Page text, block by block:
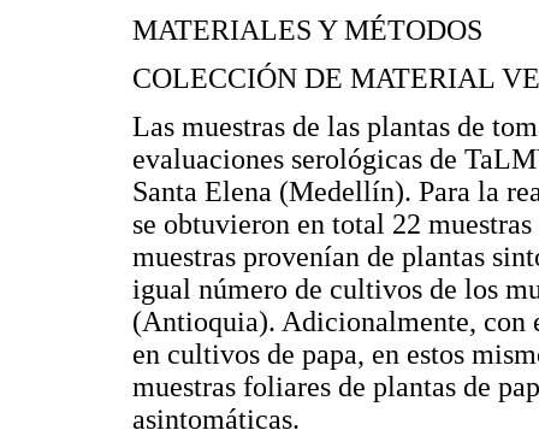
MATERIALES Y MÉTODOS
COLECCIÓN DE MATERIAL
Las muestras de las plantas de
evaluaciones serológicas de
Santa Elena (Medellín). Para la
se obtuvieron en total 22
muestras provenían de plantas
igual número de cultivos de los
(Antioquia). Adicionalmente, con
en cultivos de papa, en estos
muestras foliares de plantas de
asintomáticas.